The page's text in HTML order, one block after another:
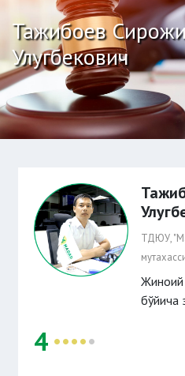
Тажибоев
Улугбекович
ТДЮУ,
Жиноий
бўйича
4